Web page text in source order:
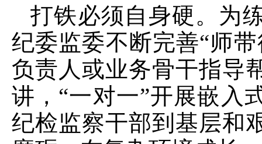
打铁必须自身硬。为
纪委监委不断完善“师
负责人或业务骨干指导
讲，“一对一”开展嵌入
纪检监察干部到基层和